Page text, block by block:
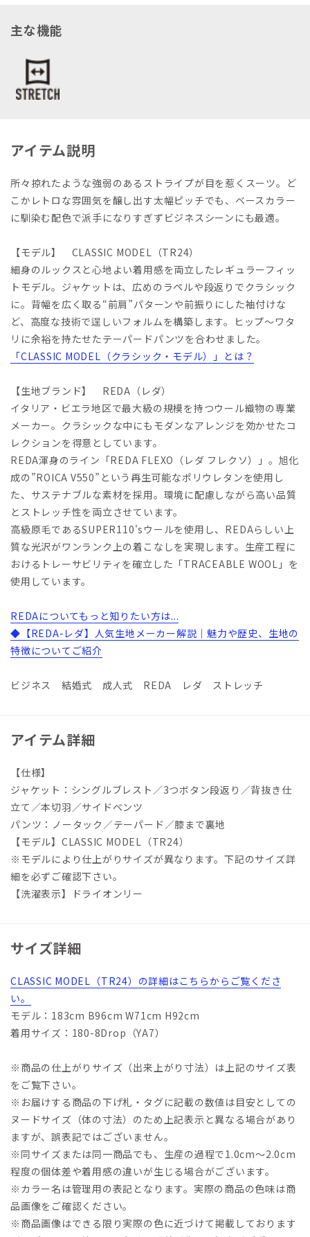
主な機能
アイテム説明
所々掠れたような強弱のあるストライプが目を惹くスーツ。ど
こかレトロな雰囲気を醸し出す太幅ピッチでも、ベースカラー
に馴染む配色で派手になりすぎずビジネスシーンにも最適。
【モデル】 CLASSIC MODEL（TR24）
細身のルックスと心地よい着用感を両立したレギュラーフィッ
トモデル。ジャケットは、広めのラペルや段返りでクラシック
に。背幅を広く取る“前肩”パターンや前振りにした袖付けな
ど、高度な技術で逞しいフォルムを構築します。ヒップ～ワタ
リに余裕を持たせたテーパードパンツを合わせました。
「CLASSIC MODEL（クラシック・モデル）」とは？
【生地ブランド】 REDA（レダ）
イタリア・ビエラ地区で最大級の規模を持つウール織物の専業
メーカー。クラシックな中にもモダンなアレンジを効かせたコ
レクションを得意としています。
REDA渾身のライン「REDA FLEXO（レダ フレクソ）」。旭化
成の”ROICA V550”という再生可能なポリウレタンを使用し
た、サステナブルな素材を採用。環境に配慮しながら高い品質
とストレッチ性を両立させています。
高級原毛であるSUPER110'sウールを使用し、REDAらしい上
質な光沢がワンランク上の着こなしを実現します。生産工程に
おけるトレーサビリティを確立した「TRACEABLE WOOL」を
使用しています。
REDAについてもっと知りたい方は...
◆【REDA-レダ】人気生地メーカー解説｜魅力や歴史、生地の
特徴についてご紹介
ビジネス 結婚式 成人式 REDA レダ ストレッチ
アイテム詳細
【仕様】
ジャケット：シングルブレスト／3つボタン段返り／背抜き仕
立て／本切羽／サイドベンツ
パンツ：ノータック／テーパード／膝まで裏地
【モデル】CLASSIC MODEL（TR24）
※モデルにより仕上がりサイズが異なります。下記のサイズ詳
細を必ずご確認下さい。
【洗濯表示】ドライオンリー
サイズ詳細
CLASSIC MODEL（TR24）の詳細はこちらからご覧くださ
い。
モデル：183cm B96cm W71cm H92cm
着用サイズ：180-8Drop（YA7）
※商品の仕上がりサイズ（出来上がり寸法）は上記のサイズ表
をご覧下さい。
※お届けする商品の下げ札・タグに記載の数値は目安としての
ヌードサイズ（体の寸法）のため上記表示と異なる場合があり
ますが、誤表記ではございません。
※同サイズまたは同一商品でも、生産の過程で1.0cm～2.0cm
程度の個体差や着用感の違いが生じる場合がございます。
※カラー名は管理用の表記となります。実際の商品の色味は商
品画像をご確認ください。
※商品画像はできる限り実際の色に近づけて掲載しております